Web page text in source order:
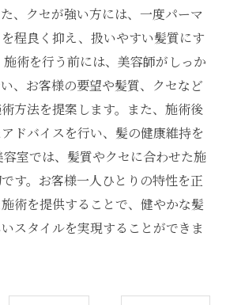
、クセが強い方には、一度パーマ
程良く抑え、扱いやすい髪質にす
術を行う前には、美容師がしっか
、お客様の要望や髪質、クセなど
方法を提案します。また、施術後
ドバイスを行い、髪の健康維持を
室では、髪質やクセに合わせた施
す。お客様一人ひとりの特性を正
術を提供することで、健やかな髪
スタイルを実現することができま